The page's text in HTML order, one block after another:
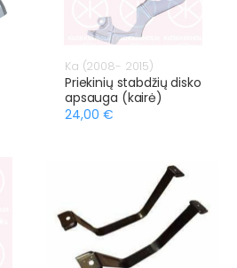
Ka (2008- 2015)
Priekinių stabdžių disko
apsauga (kairė)
24,00 €